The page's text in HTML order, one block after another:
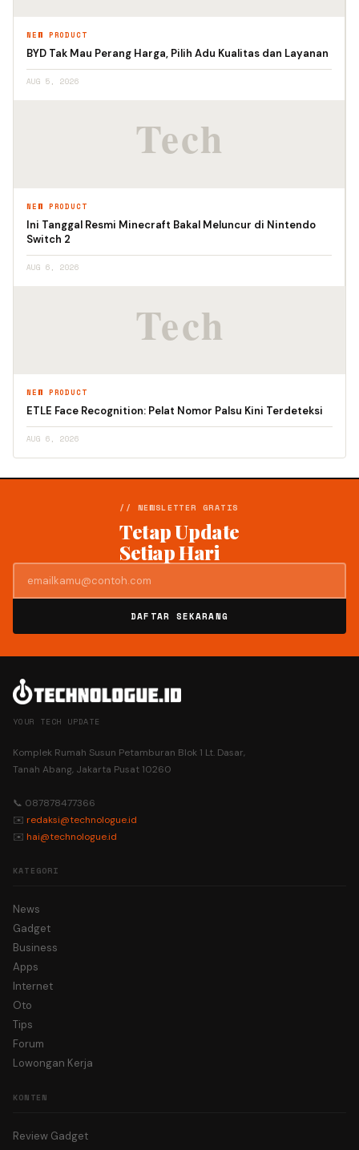
NEW PRODUCT
BYD Tak Mau Perang Harga, Pilih Adu Kualitas dan Layanan
AUG 5, 2026
NEW PRODUCT
Ini Tanggal Resmi Minecraft Bakal Meluncur di Nintendo
Switch 2
AUG 6, 2026
NEW PRODUCT
ETLE Face Recognition: Pelat Nomor Palsu Kini Terdeteksi
AUG 6, 2026
// NEWSLETTER GRATIS
Tetap Update
Setiap Hari
DAFTAR SEKARANG
YOUR TECH UPDATE
Komplek Rumah Susun Petamburan Blok 1 Lt. Dasar,
Tanah Abang, Jakarta Pusat 10260
📞 087878477366
✉️ redaksi@technologue.id
✉️ hai@technologue.id
KATEGORI
News
Gadget
Business
Apps
Internet
Oto
Tips
Forum
Lowongan Kerja
KONTEN
Review Gadget